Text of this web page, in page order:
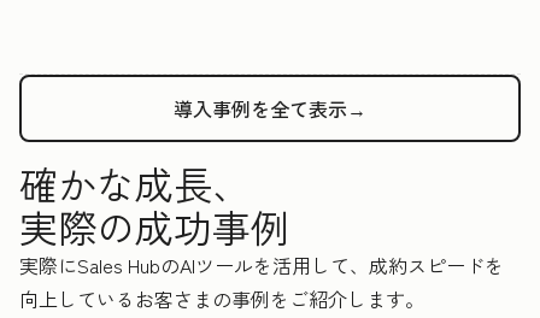
導入事例を全て表示→
確かな成長、
実際の成功事例
実際にSales HubのAIツールを活用して、成約スピードを
向上しているお客さまの事例をご紹介します。